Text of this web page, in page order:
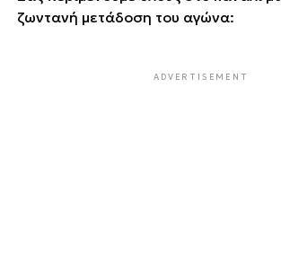
ζωντανή μετάδοση του αγώνα:
ADVERTISEMENT